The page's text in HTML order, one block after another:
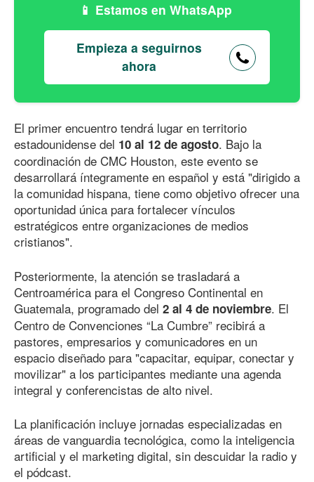
Estamos en WhatsApp
Empieza a seguirnos
ahora
El primer encuentro tendrá lugar en territorio
estadounidense del 10 al 12 de agosto. Bajo la
coordinación de CMC Houston, este evento se
desarrollará íntegramente en español y está "dirigido a
la comunidad hispana, tiene como objetivo ofrecer una
oportunidad única para fortalecer vínculos
estratégicos entre organizaciones de medios
cristianos".
Posteriormente, la atención se trasladará a
Centroamérica para el Congreso Continental en
Guatemala, programado del 2 al 4 de noviembre. El
Centro de Convenciones “La Cumbre” recibirá a
pastores, empresarios y comunicadores en un
espacio diseñado para "capacitar, equipar, conectar y
movilizar" a los participantes mediante una agenda
integral y conferencistas de alto nivel.
La planificación incluye jornadas especializadas en
áreas de vanguardia tecnológica, como la inteligencia
artificial y el marketing digital, sin descuidar la radio y
el pódcast.